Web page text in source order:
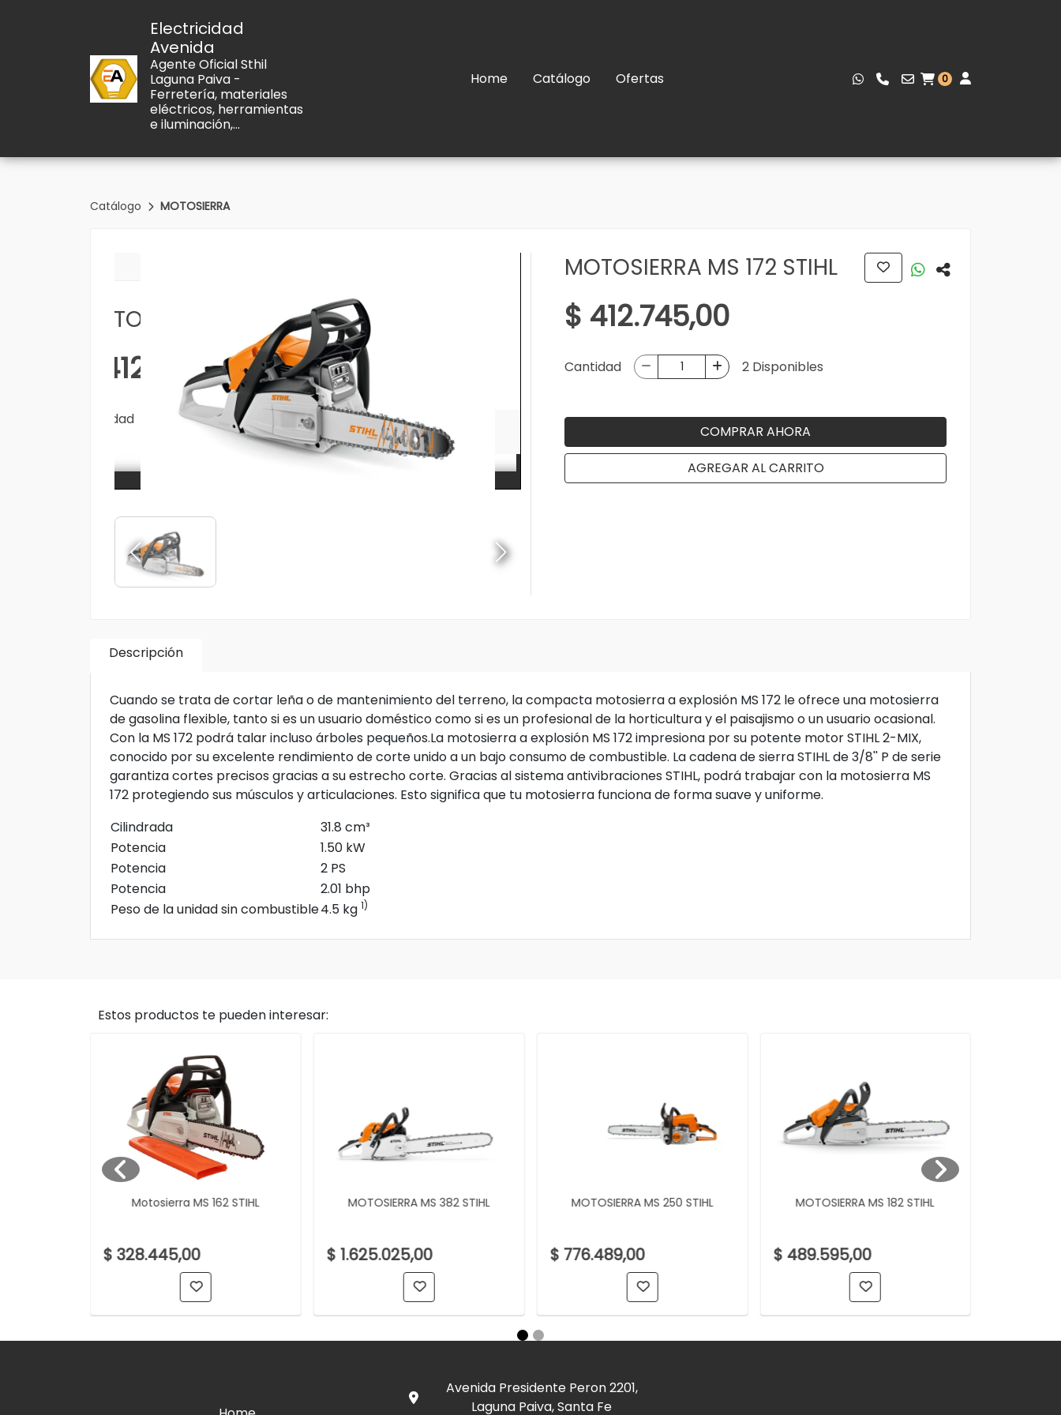
Electricidad
Avenida
Agente Oficial Sthil
Laguna Paiva -
Ferretería, materiales
eléctricos, herramientas
e iluminación,...
Home Catálogo Ofertas 0
Catálogo MOTOSIERRA
MOTOSIERRA MS 172 STIHL
$ 412.745,00
Cantidad 2 Disponibles
COMPRAR AHORA
AGREGAR AL CARRITO
Descripción
Cuando se trata de cortar leña o de mantenimiento del terreno, la compacta motosierra a explosión MS 172 le ofrece una motosierra
de gasolina flexible, tanto si es un usuario doméstico como si es un profesional de la horticultura y el paisajismo o un usuario ocasional.
Con la MS 172 podrá talar incluso árboles pequeños.La motosierra a explosión MS 172 impresiona por su potente motor STIHL 2-MIX,
conocido por su excelente rendimiento de corte unido a un bajo consumo de combustible. La cadena de sierra STIHL de 3/8'' P de serie
garantiza cortes precisos gracias a su estrecho corte. Gracias al sistema antivibraciones STIHL, podrá trabajar con la motosierra MS
172 protegiendo sus músculos y articulaciones. Esto significa que tu motosierra funciona de forma suave y uniforme.
Cilindrada
31.8 cm³
Potencia
1.50 kW
Potencia
2 PS
Potencia
2.01 bhp
Peso de la unidad sin combustible4.5 kg 1)
Estos productos te pueden interesar:
Motosierra MS 162 STIHL
$ 328.445,00
MOTOSIERRA MS 382 STIHL
$ 1.625.025,00
MOTOSIERRA MS 250 STIHL
$ 776.489,00
MOTOSIERRA MS 182 STIHL
$ 489.595,00
Avenida Presidente Peron 2201,
Laguna Paiva, Santa Fe